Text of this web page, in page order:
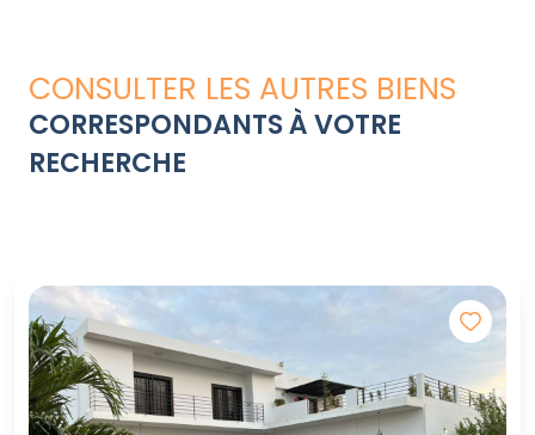
CONSULTER LES AUTRES BIENS
CORRESPONDANTS À VOTRE
RECHERCHE